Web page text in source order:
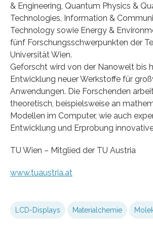
& Engineering, Quantum Physics &
Technologies, Information &
Technology sowie Energy &
fünf Forschungsschwerpunkten der
Universität Wien.
Geforscht wird von der Nanowelt bis
Entwicklung neuer Werkstoffe für
Anwendungen. Die Forschenden
theoretisch, beispielsweise an
Modellen im Computer, wie auch
Entwicklung und Erprobung
TU Wien – Mitglied der TU Austria
www.tuaustria.at
LCD-Displays Materialchemie